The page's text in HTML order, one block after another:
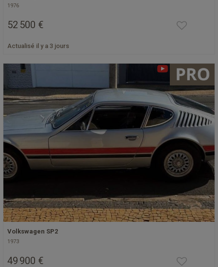
1976
52 500 €
Actualisé il y a 3 jours
Volkswagen SP2
1973
49 900 €